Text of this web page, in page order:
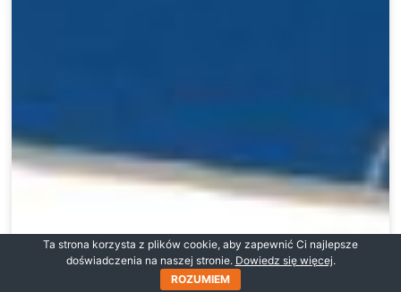
Ta strona korzysta z plików cookie, aby zapewnić Ci najlepsze
doświadczenia na naszej stronie. Dowiedz się więcej.
ROZUMIEM